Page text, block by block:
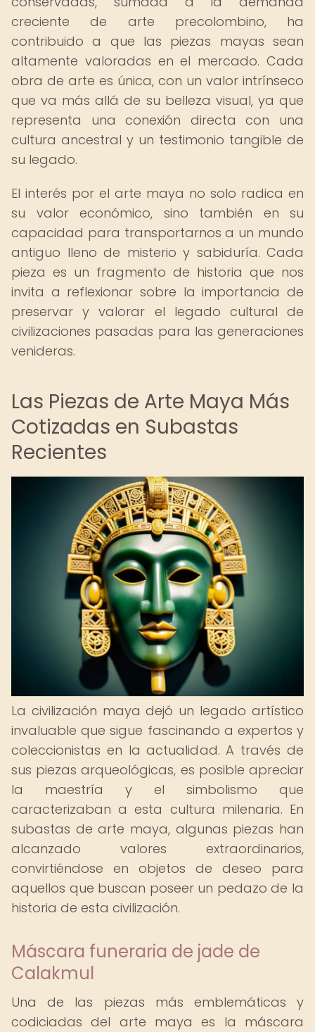
creciente de arte precolombino, ha
contribuido a que las piezas mayas sean
altamente valoradas en el mercado. Cada
obra de arte es única, con un valor intrínseco
que va más allá de su belleza visual, ya que
representa una conexión directa con una
cultura ancestral y un testimonio tangible de
su legado.
El interés por el arte maya no solo radica en
su valor económico, sino también en su
capacidad para transportarnos a un mundo
antiguo lleno de misterio y sabiduría. Cada
pieza es un fragmento de historia que nos
invita a reflexionar sobre la importancia de
preservar y valorar el legado cultural de
civilizaciones pasadas para las generaciones
venideras.
Las Piezas de Arte Maya Más
Cotizadas en Subastas
Recientes
La civilización maya dejó un legado artístico
invaluable que sigue fascinando a expertos y
coleccionistas en la actualidad. A través de
sus piezas arqueológicas, es posible apreciar
la maestría y el simbolismo que
caracterizaban a esta cultura milenaria. En
subastas de arte maya, algunas piezas han
alcanzado valores extraordinarios,
convirtiéndose en objetos de deseo para
aquellos que buscan poseer un pedazo de la
historia de esta civilización.
Máscara funeraria de jade de
Calakmul
Una de las piezas más emblemáticas y
codiciadas del arte maya es la máscara